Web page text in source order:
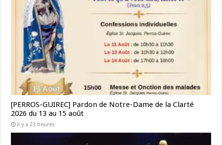
[PERROS-GUIREC] Pardon de Notre-Dame de la Clarté
2026 du 13 au 15 août
il y a 23 heures